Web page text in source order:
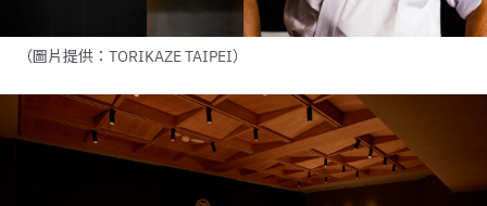
（圖片提供：TORIKAZE TAIPEI）